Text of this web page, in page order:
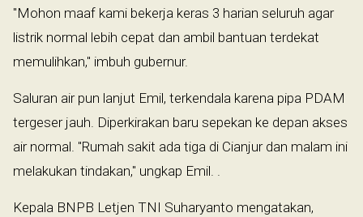
"Mohon maaf kami bekerja keras 3 harian seluruh agar
listrik normal lebih cepat dan ambil bantuan terdekat
memulihkan," imbuh gubernur.
Saluran air pun lanjut Emil, terkendala karena pipa PDAM
tergeser jauh. Diperkirakan baru sepekan ke depan akses
air normal. "Rumah sakit ada tiga di Cianjur dan malam ini
melakukan tindakan," ungkap Emil. .
Kepala BNPB Letjen TNI Suharyanto mengatakan,